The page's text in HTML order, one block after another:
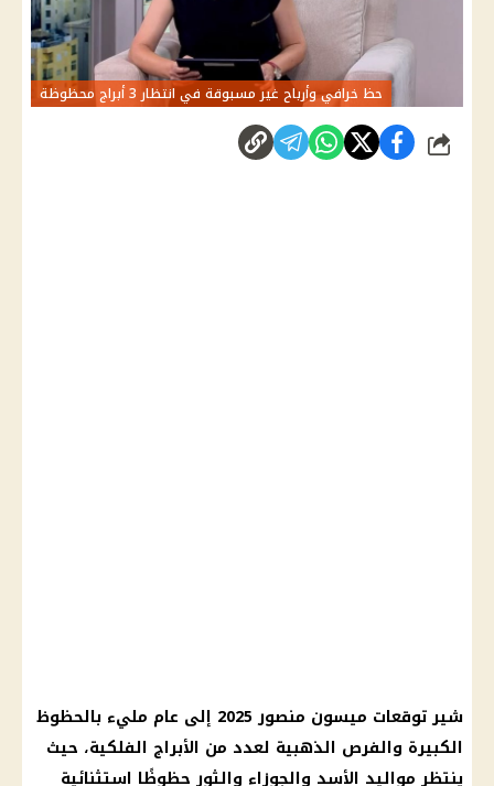
حظ خرافي وأرباح غير مسبوقة في انتظار 3 أبراج محظوظة
شارك
شير توقعات ميسون منصور 2025 إلى عام مليء بالحظوظ
الكبيرة والفرص الذهبية لعدد من الأبراج الفلكية، حيث
ينتظر مواليد الأسد والجوزاء والثور حظوظًا استثنائية